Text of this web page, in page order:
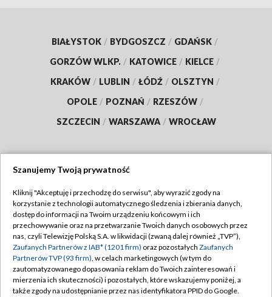
BIAŁYSTOK / BYDGOSZCZ / GDAŃSK /
GORZÓW WLKP. / KATOWICE / KIELCE /
KRAKÓW / LUBLIN / ŁÓDŹ / OLSZTYN /
OPOLE / POZNAŃ / RZESZÓW /
SZCZECIN / WARSZAWA / WROCŁAW
TVP
Abonament TVP
Emisja w TVP
Centrum informacji TVP
Naziemna Telewizja Cyfrowa
Regulamin TVP
Polityka prywatności
Moje zgody
Pomoc
Szanujemy Twoją prywatność
Kliknij "Akceptuję i przechodzę do serwisu", aby wyrazić zgody na
korzystanie z technologii automatycznego śledzenia i zbierania danych,
dostęp do informacji na Twoim urządzeniu końcowym i ich
przechowywanie oraz na przetwarzanie Twoich danych osobowych przez
nas, czyli Telewizję Polską S.A. w likwidacji (zwaną dalej również „TVP”),
Zaufanych Partnerów z IAB* (1201 firm) oraz pozostałych Zaufanych
Partnerów TVP (93 firm), w celach marketingowych (w tym do
zautomatyzowanego dopasowania reklam do Twoich zainteresowań i
mierzenia ich skuteczności) i pozostałych, które wskazujemy poniżej, a
także zgody na udostępnianie przez nas identyfikatora PPID do Google.